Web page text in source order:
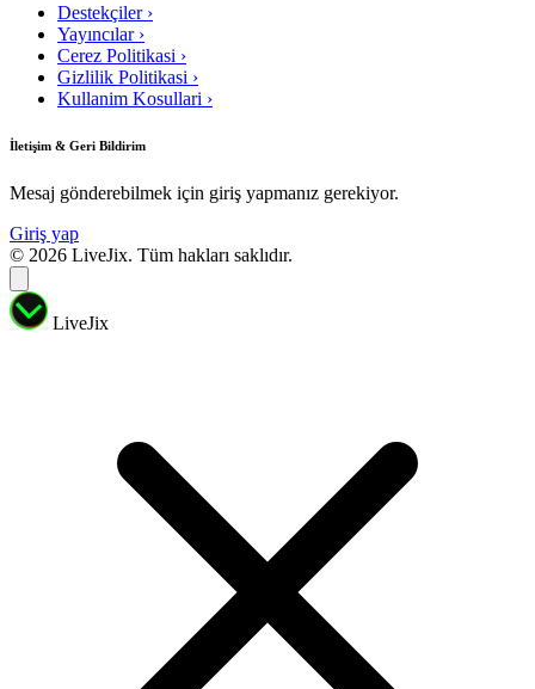
Destekçiler ›
Yayıncılar ›
Cerez Politikasi ›
Gizlilik Politikasi ›
Kullanim Kosullari ›
İletişim & Geri Bildirim
Mesaj gönderebilmek için giriş yapmanız gerekiyor.
Giriş yap
© 2026 LiveJix. Tüm hakları saklıdır.
LiveJix